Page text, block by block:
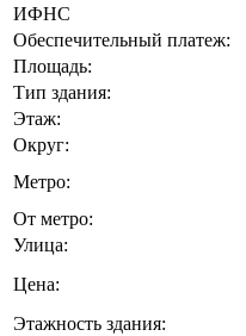
ИФНС
Обеспечительный платеж:
Площадь:
Тип здания:
Этаж:
Округ:
Метро:
От метро:
Улица:
Цена:
Этажность здания: